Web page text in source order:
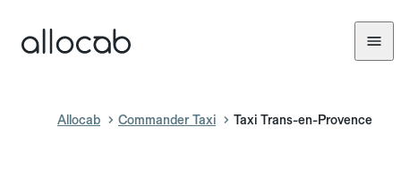
Allocab Commander Taxi Taxi Trans-en-Provence